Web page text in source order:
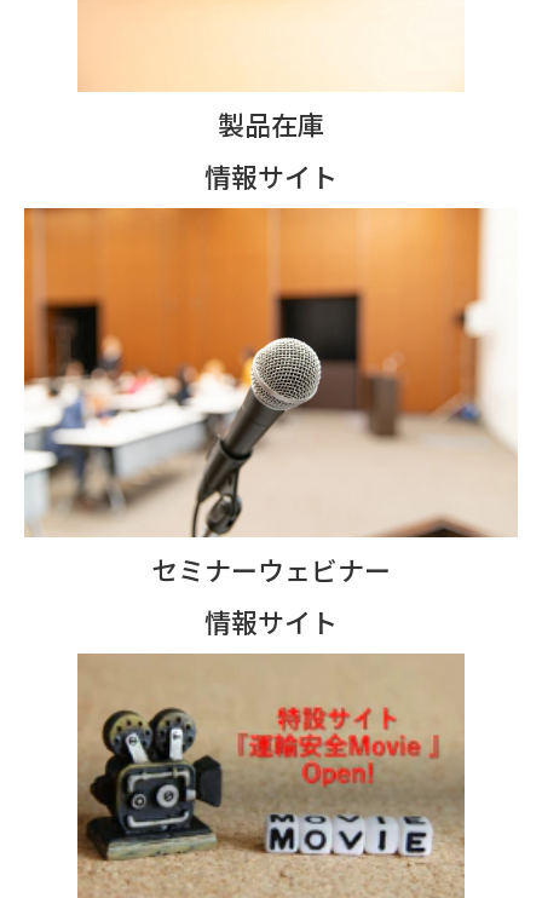
製品在庫
情報サイト
セミナーウェビナー
情報サイト